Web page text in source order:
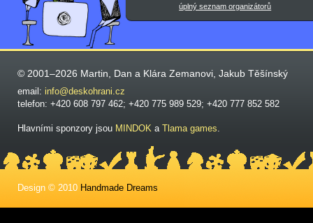
úplný seznam organizátorů
© 2001–2026 Martin, Dan a Klára Zemanovi, Jakub Těšínský
email: info@deskohrani.cz
telefon: +420 608 797 462; +420 775 989 529; +420 777 852 582
Hlavními sponzory jsou MINDOK a Tlama games.
Design © 2010 Handmade Dreams